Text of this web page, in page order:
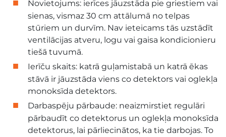
Novietojums: ierīces jāuzstāda pie griestiem vai
sienas, vismaz 30 cm attālumā no telpas
stūriem un durvīm. Nav ieteicams tās uzstādīt
ventilācijas atveru, logu vai gaisa kondicionieru
tiešā tuvumā.
Ierīču skaits: katrā guļamistabā un katrā ēkas
stāvā ir jāuzstāda viens co detektors vai oglekļa
monoksīda detektors.
Darbaspēju pārbaude: neaizmirstiet regulāri
pārbaudīt co detektorus un oglekļa monoksīda
detektorus, lai pārliecinātos, ka tie darbojas. To